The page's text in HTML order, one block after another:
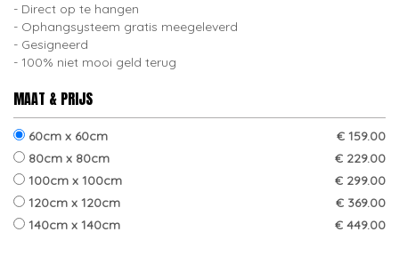
Direct op te hangen
Ophangsysteem gratis meegeleverd
Gesigneerd
100% niet mooi geld terug
MAAT & PRIJS
60cm x 60cm
€ 159.00
80cm x 80cm
€ 229.00
100cm x 100cm
€ 299.00
120cm x 120cm
€ 369.00
140cm x 140cm
€ 449.00